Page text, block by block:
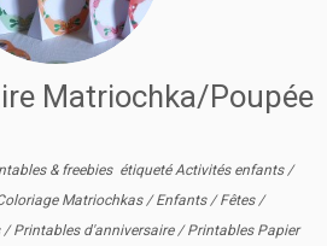
Matriochka/Poupée
& freebies étiqueté Activités enfants /
Matriochkas /Enfants /Fêtes /
/Printables d'anniversaire /Printables Papier